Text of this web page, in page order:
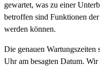
gewartet, was zu einer
betroffen sind Funktionen
werden können.
Die genauen
Uhr am besagten Datum.